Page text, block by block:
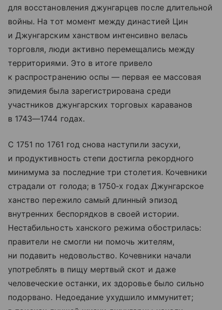
для восстановления джунгарцев после длительной
войны. На тот момент между династией Цин
и Джунгарским ханством интенсивно велась
торговля, люди активно перемещались между
территориями. Это в итоге привело
к распространению оспы — первая ее массовая
эпидемия была зарегистрирована среди
участников джунгарских торговых караванов
в 1743—1744 годах.
С 1751 по 1761 год снова наступили засухи,
и продуктивность степи достигла рекордного
минимума за последние три столетия. Кочевники
страдали от голода; в 1750‑х годах Джунгарское
ханство пережило самый длинный эпизод
внутренних беспорядков в своей истории.
Нестабильность ханского режима обострилась:
правители не смогли ни помочь жителям,
ни подавить недовольство. Кочевники начали
употреблять в пищу мертвый скот и даже
человеческие останки, их здоровье было сильно
подорвано. Недоедание ухудшило иммунитет;